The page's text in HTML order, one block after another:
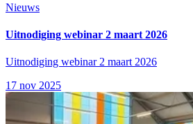
Nieuws
Uitnodiging webinar 2 maart 2026
Uitnodiging webinar 2 maart 2026
17 nov 2025